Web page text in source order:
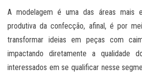
A modelagem é uma das áreas mais
produtiva da confecção, afinal, é por
transformar ideias em peças com
impactando diretamente a qualidade
interessados em se qualificar nesse